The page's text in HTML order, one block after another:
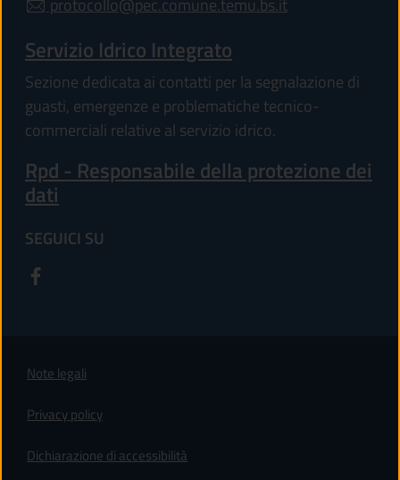
Servizio Idrico Integrato
Sezione dedicata ai contatti per la segnalazione di
guasti, emergenze e problematiche tecnico-
commerciali relative al servizio idrico.
Rpd - Responsabile della protezione dei
dati
SEGUICI SU
Note legali
Privacy policy
Dichiarazione di accessibilità